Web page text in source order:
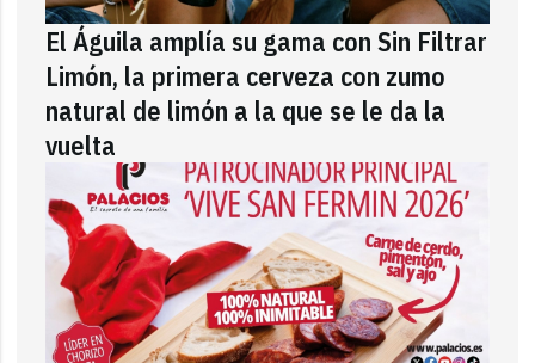
El Águila amplía su gama con Sin Filtrar
Limón, la primera cerveza con zumo
natural de limón a la que se le da la
vuelta